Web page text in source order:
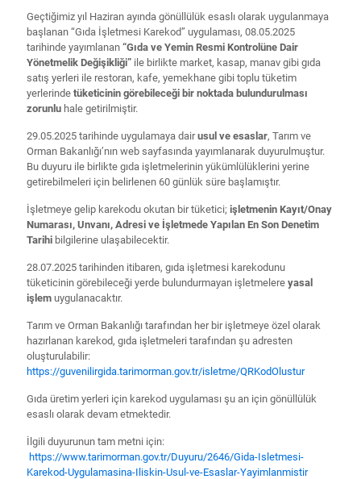
Geçtiğimiz yıl Haziran ayında gönüllülük esaslı olarak uygulanmaya
başlanan “Gıda İşletmesi Karekod” uygulaması, 08.05.2025
tarihinde yayımlanan “Gıda ve Yemin Resmi Kontrolüne Dair
Yönetmelik Değişikliği” ile birlikte market, kasap, manav gibi gıda
satış yerleri ile restoran, kafe, yemekhane gibi toplu tüketim
yerlerinde tüketicinin görebileceği bir noktada bulundurulması
zorunlu hale getirilmiştir.
29.05.2025 tarihinde uygulamaya dairusul ve esaslar, Tarım ve
Orman Bakanlığı’nın web sayfasında yayımlanarak duyurulmuştur.
Bu duyuru ile birlikte gıda işletmelerinin yükümlülüklerini yerine
getirebilmeleri için belirlenen 60 günlük süre başlamıştır.
İşletmeye gelip karekodu okutan bir tüketici; işletmenin Kayıt/Onay
Numarası, Unvanı, Adresi ve İşletmede Yapılan En Son Denetim
Tarihi bilgilerine ulaşabilecektir.
28.07.2025 tarihinden itibaren, gıda işletmesi karekodunu
tüketicinin görebileceği yerde bulundurmayan işletmelere yasal
işlem uygulanacaktır.
Tarım ve Orman Bakanlığı tarafından her bir işletmeye özel olarak
hazırlanan karekod, gıda işletmeleri tarafından şu adresten
oluşturulabilir:
https://guvenilirgida.tarimorman.gov.tr/isletme/QRKodOlustur
Gıda üretim yerleri için karekod uygulaması şu an için gönüllülük
esaslı olarak devam etmektedir.
İlgili duyurunun tam metni için:
https://www.tarimorman.gov.tr/Duyuru/2646/Gida-Isletmesi-
Karekod-Uygulamasina-Iliskin-Usul-ve-Esaslar-Yayimlanmistir